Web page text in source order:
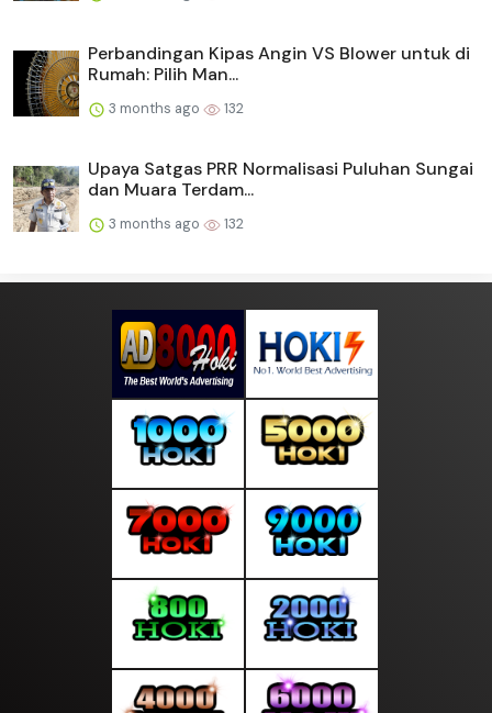
Perbandingan Kipas Angin VS Blower untuk di
Rumah: Pilih Man...
3 months ago 132
Upaya Satgas PRR Normalisasi Puluhan Sungai
dan Muara Terdam...
3 months ago 132